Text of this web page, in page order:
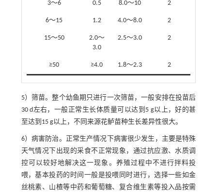
3～6 0.5 8.0～10 2
6～15 1.2 4.0～8.0 2
15～50
2.0～
3.0
2.5～3.0 2
≥50 ≥4.0 1.8～2.3 2
5）筛苗。整个幼鱼期只进行一次筛苗，一般安排在投苗后
30 d左右，一般正常生长体质量可以达到5 g以上，好的甚
至达到15 g以上，不同来源花鲈苗种生长差异性很大。
6）病害防治。正常生产情况下病害很少发生，主要是特殊
天气情况下出现的采食不正常现象，通过抗应激、水质调
控可以较好地解决这一现象。养殖过程中不进行拌料投
喂，基本投药的时间一般是投喂同时进行，选择一些如金
丝桃素、山楂等中药和葡萄糖、复合维生素等投入品按需